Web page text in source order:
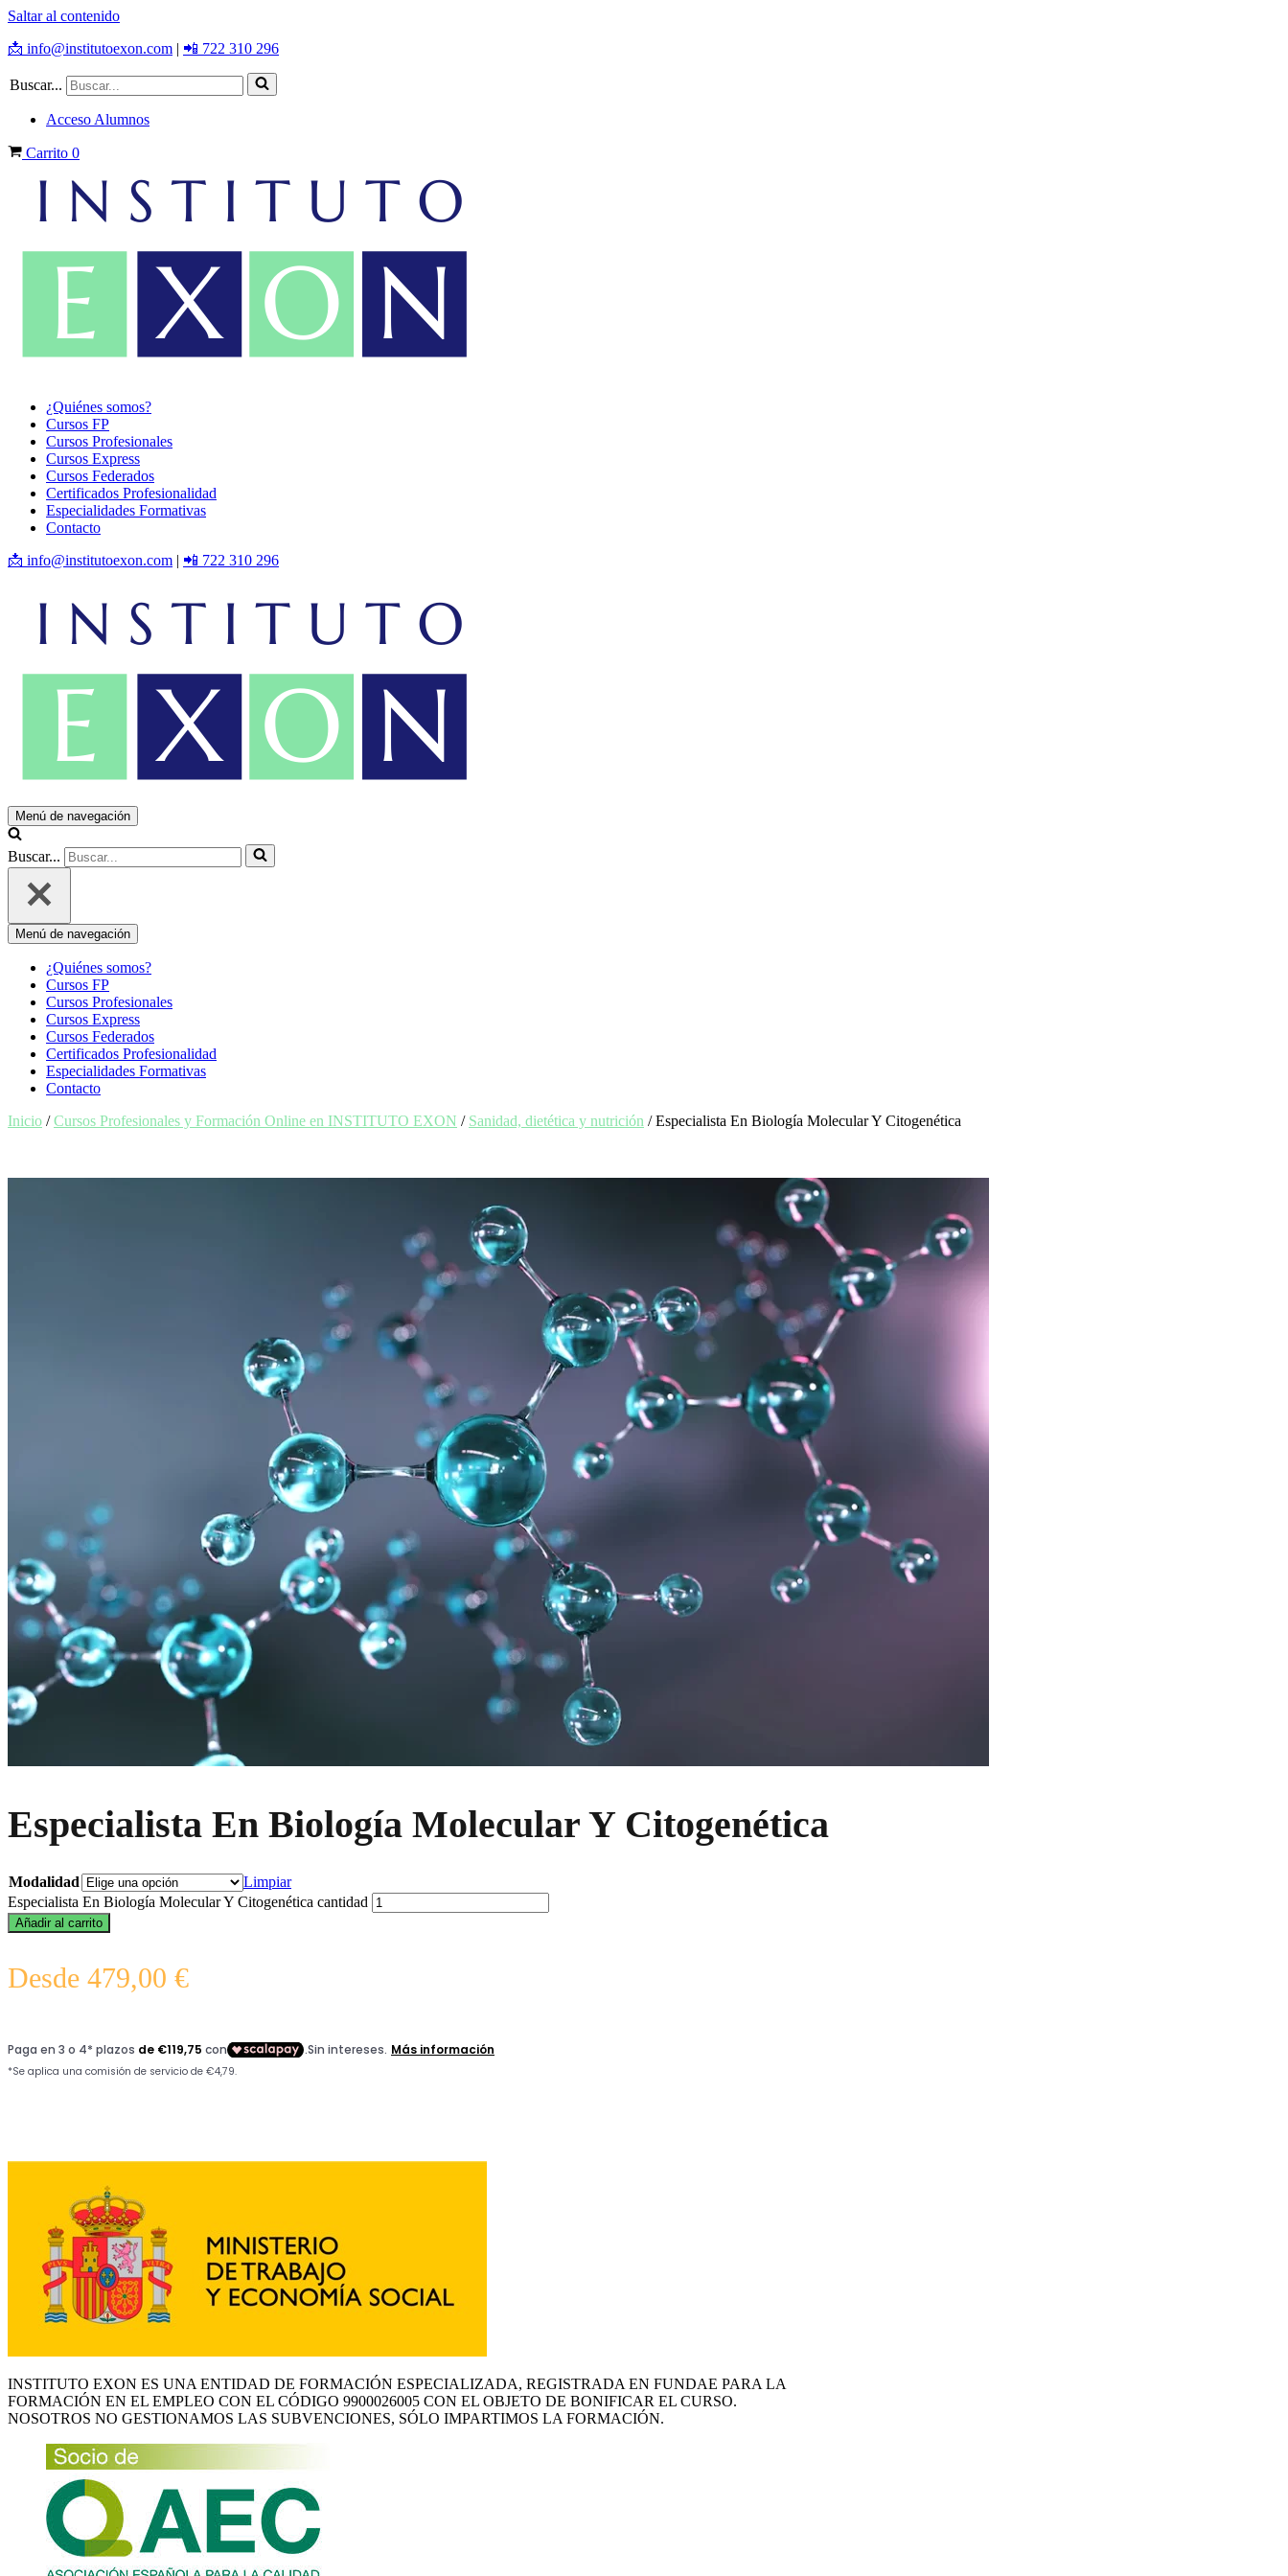
Saltar al contenido
📩 info@institutoexon.com | 📲 722 310 296
Buscar...
Acceso Alumnos
Carrito 0
¿Quiénes somos?
Cursos FP
Cursos Profesionales
Cursos Express
Cursos Federados
Certificados Profesionalidad
Especialidades Formativas
Contacto
📩 info@institutoexon.com | 📲 722 310 296
Menú de navegación
Buscar...
Menú de navegación
¿Quiénes somos?
Cursos FP
Cursos Profesionales
Cursos Express
Cursos Federados
Certificados Profesionalidad
Especialidades Formativas
Contacto
Inicio /Cursos Profesionales y Formación Online en INSTITUTO EXON / Sanidad, dietética y nutrición / Especialista En Biología Molecular Y Citogenética
Especialista En Biología Molecular Y Citogenética
Modalidad
Limpiar
Especialista En Biología Molecular Y Citogenética cantidad
Añadir al carrito
Desde 479,00 €
INSTITUTO EXON ES UNA ENTIDAD DE FORMACIÓN ESPECIALIZADA, REGISTRADA EN FUNDAE PARA LA
FORMACIÓN EN EL EMPLEO CON EL CÓDIGO 9900026005 CON EL OBJETO DE BONIFICAR EL CURSO.
NOSOTROS NO GESTIONAMOS LAS SUBVENCIONES, SÓLO IMPARTIMOS LA FORMACIÓN.